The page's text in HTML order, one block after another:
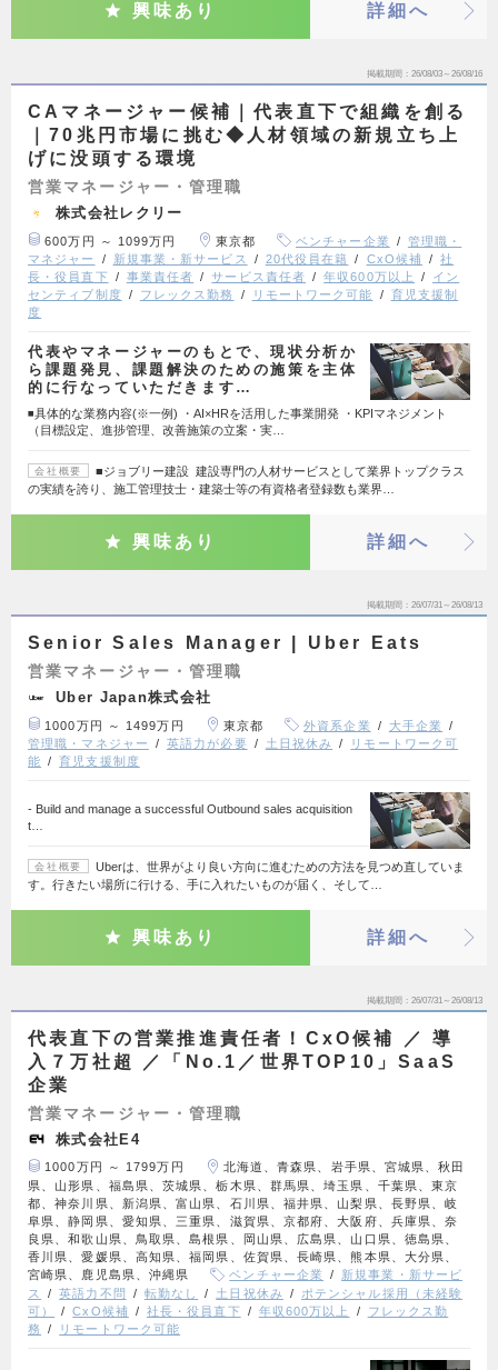
興味あり 詳細へ
掲載期間 26/08/03～26/08/16
CAマネージャー候補｜代表直下で組織を創る
｜70兆円市場に挑む◆人材領域の新規立ち上
げに没頭する環境
営業マネージャー・管理職
株式会社レクリー
600万円 ～ 1099万円 東京都 ベンチャー企業
管理職・
マネジャー
新規事業・新サービス 20代役員在籍 CxO候補
社
長・役員直下
事業責任者 サービス責任者 年収600万以上
イン
センティブ制度
フレックス勤務 リモートワーク可能
育児支援制
度
代表やマネージャーのもとで、現状分析か
ら課題発見、課題解決のための施策を主体
的に行なっていただきます…
◾️具体的な業務内容(※一例) ・AI×HRを活用した事業開発 ・KPIマネジメント
（目標設定、進捗管理、改善施策の立案・実…
会社概要
■ジョブリー建設 建設専門の人材サービスとして業界トップクラス
の実績を誇り、施工管理技士・建築士等の有資格者登録数も業界…
興味あり 詳細へ
掲載期間 26/07/31～26/08/13
Senior Sales Manager | Uber Eats
営業マネージャー・管理職
Uber Japan株式会社
1000万円 ～ 1499万円 東京都 外資系企業
大手企業
管理職・マネジャー
英語力が必要 土日祝休み
リモートワーク可
能
育児支援制度
- Build and manage a successful Outbound sales acquisition
t…
会社概要
Uberは、世界がより良い方向に進むための方法を見つめ直していま
す。行きたい場所に行ける、手に入れたいものが届く、そして…
興味あり 詳細へ
掲載期間 26/07/31～26/08/13
代表直下の営業推進責任者！CxO候補 ／ 導
入７万社超 ／「No.1／世界TOP10」SaaS
企業
営業マネージャー・管理職
株式会社E4
1000万円 ～ 1799万円
北海道、青森県、岩手県、宮城県、秋田
県、山形県、福島県、茨城県、栃木県、群馬県、埼玉県、千葉県、東京
都、神奈川県、新潟県、富山県、石川県、福井県、山梨県、長野県、岐
阜県、静岡県、愛知県、三重県、滋賀県、京都府、大阪府、兵庫県、奈
良県、和歌山県、鳥取県、島根県、岡山県、広島県、山口県、徳島県、
香川県、愛媛県、高知県、福岡県、佐賀県、長崎県、熊本県、大分県、
宮崎県、鹿児島県、沖縄県
ベンチャー企業
新規事業・新サービ
ス
英語力不問 転勤なし 土日祝休み
ポテンシャル採用（未経験
可）
CxO候補 社長・役員直下 年収600万以上
フレックス勤
務
リモートワーク可能